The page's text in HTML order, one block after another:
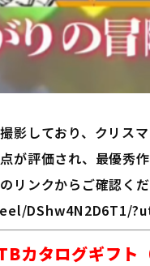
影しており、クリス
が評価され、最優秀
リンクからご確認くだ
DShw4N2D6T1/
カタログギフト